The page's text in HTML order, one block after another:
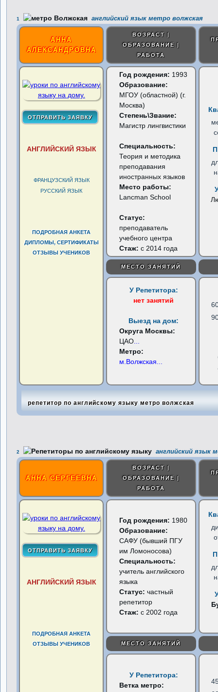
1 английский язык метро волжская
АННА
АЛЕКСАНДРОВНА
ВОЗРАСТ |
ОБРАЗОВАНИЕ |
РАБОТА
АНГЛИЙСКИЙ ЯЗЫК
ФРАНЦУЗСКИЙ ЯЗЫК
РУССКИЙ ЯЗЫК
ПОДРОБНАЯ АНКЕТА
ДИПЛОМЫ, СЕРТИФИКАТЫ
ОТЗЫВЫ УЧЕНИКОВ
Год рождения: 1993
Образование:
МГОУ (областной) (г.
Москва)
Степень\Звание:
Магистр лингвистики
Специальность:
Теория и методика
преподавания
иностранных языков
Место работы:
Lancman School
Статус:
преподаватель
учебного центра
Стаж: с 2014 года
МЕСТО ЗАНЯТИЙ
У Репетитора:
нет занятий
Выезд на дом:
Округа Москвы:
ЦАО
Метро:
м.Волжская
репетитор по английскому языку метро волжская
2 английский язык
АННА СЕРГЕЕВНА
ВОЗРАСТ |
ОБРАЗОВАНИЕ |
РАБОТА
АНГЛИЙСКИЙ ЯЗЫК
ПОДРОБНАЯ АНКЕТА
ОТЗЫВЫ УЧЕНИКОВ
Год рождения: 1980
Образование:
САФУ (бывший ПГУ
им Ломоносова)
Специальность:
учитель английского
языка
Статус:частный
репетитор
Стаж: с 2002 года
МЕСТО ЗАНЯТИЙ
У Репетитора:
Ветка метро: